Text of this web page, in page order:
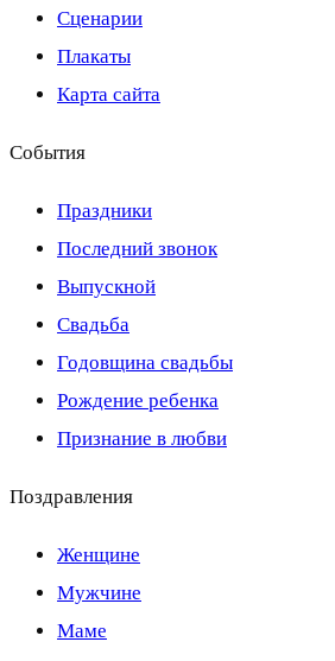
Сценарии
Плакаты
Карта сайта
События
Праздники
Последний звонок
Выпускной
Свадьба
Годовщина свадьбы
Рождение ребенка
Признание в любви
Поздравления
Женщине
Мужчине
Маме